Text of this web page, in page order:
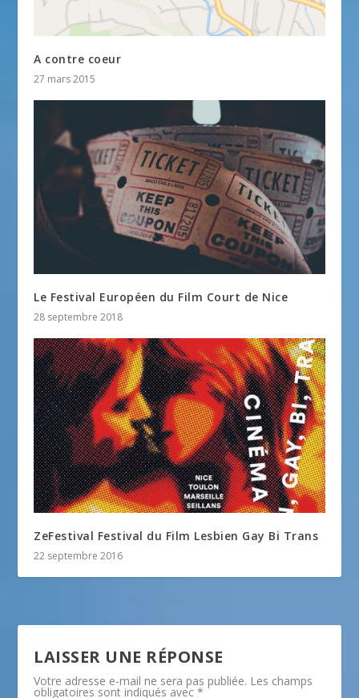
A contre coeur
27 mars 2015
Le Festival Européen du Film Court de Nice
28 septembre 2018
ZeFestival Festival du Film Lesbien Gay Bi Trans
22 septembre 2016
LAISSER UNE RÉPONSE
Votre adresse e-mail ne sera pas publiée. Les champs
obligatoires sont indiqués avec*